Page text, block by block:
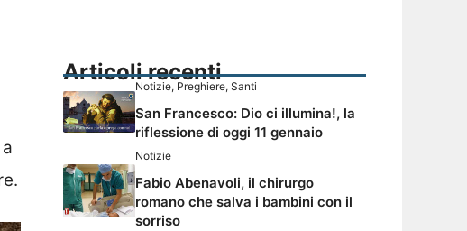
Articoli recenti
Notizie, Preghiere, Santi
San Francesco: Dio ci illumina!, la
riflessione di oggi 11 gennaio
Notizie
Fabio Abenavoli, il chirurgo
romano che salva i bambini con il
sorriso